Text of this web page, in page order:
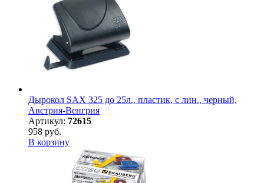
Дырокол SAX 325 до 25л., пластик, с лин., черный,
Австрия-Венгрия
Артикул: 72615
958 руб.
В корзину